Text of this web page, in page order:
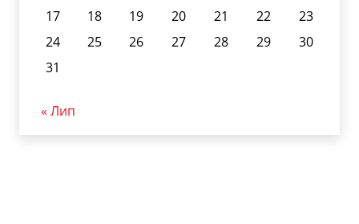
17
18 19 20 21 22
23
24
25 26 27 28 29
30
31
« Лип